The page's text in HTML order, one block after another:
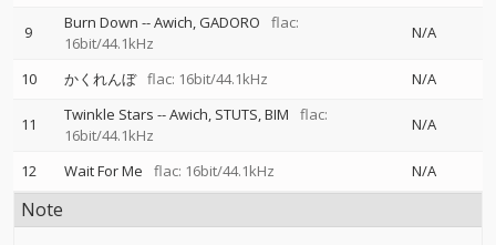
9 Burn Down --Awich GADORO
flac:
16bit/44.1kHz
N/A
10 かくれんぼ flac: 16bit/44.1kHz N/A
11 Twinkle Stars --Awich STUTS BIM
flac:
16bit/44.1kHz
N/A
12 Wait For Me flac: 16bit/44.1kHz N/A
Note